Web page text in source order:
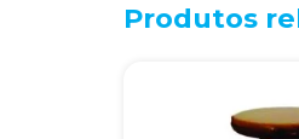
Produtos